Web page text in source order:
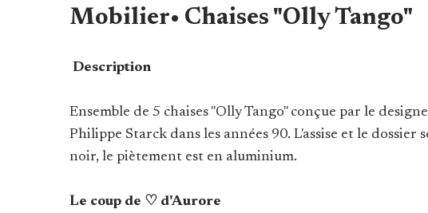
Mobilier• Chaises "Olly Tango"
Description
Ensemble de 5 chaises "Olly Tango" conçue par le
Philippe Starck dans les années 90. L'assise et le dossier
noir, le piètement est en aluminium.
Le coup de ♡ d'Aurore